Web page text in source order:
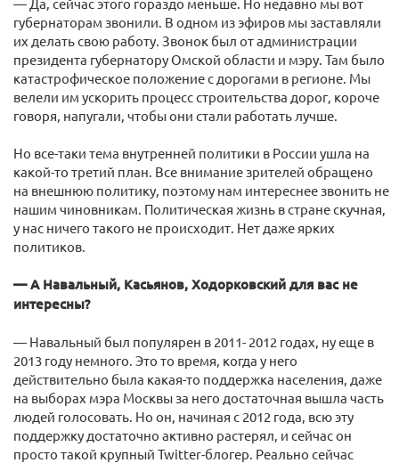
губернаторам звонили. В одном из эфиров мы заставляли
их делать свою работу. Звонок был от администрации
президента губернатору Омской области и мэру. Там было
катастрофическое положение с дорогами в регионе. Мы
велели им ускорить процесс строительства дорог, короче
говоря, напугали, чтобы они стали работать лучше.
Но все-таки тема внутренней политики в России ушла на
какой-то третий план. Все внимание зрителей обращено
на внешнюю политику, поэтому нам интереснее звонить не
нашим чиновникам. Политическая жизнь в стране скучная,
у нас ничего такого не происходит. Нет даже ярких
политиков.
— А Навальный, Касьянов, Ходорковский для вас не
интересны?
— Навальный был популярен в 2011- 2012 годах, ну еще в
2013 году немного. Это то время, когда у него
действительно была какая-то поддержка населения, даже
на выборах мэра Москвы за него достаточная вышла часть
людей голосовать. Но он, начиная с 2012 года, всю эту
поддержку достаточно активно растерял, и сейчас он
просто такой крупный Twitter-блогер. Реально сейчас